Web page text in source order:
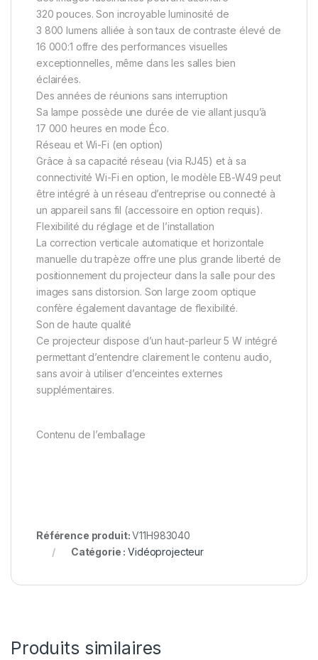
320 pouces. Son incroyable luminosité de
3 800 lumens alliée à son taux de contraste élevé de
16 000:1 offre des performances visuelles
exceptionnelles, même dans les salles bien
éclairées.
Des années de réunions sans interruption
Sa lampe possède une durée de vie allant jusqu’à
17 000 heures en mode Éco.
Réseau et Wi-Fi (en option)
Grâce à sa capacité réseau (via RJ45) et à sa
connectivité Wi-Fi en option, le modèle EB-W49 peut
être intégré à un réseau d’entreprise ou connecté à
un appareil sans fil (accessoire en option requis).
Flexibilité du réglage et de l’installation
La correction verticale automatique et horizontale
manuelle du trapèze offre une plus grande liberté de
positionnement du projecteur dans la salle pour des
images sans distorsion. Son large zoom optique
confère également davantage de flexibilité.
Son de haute qualité
Ce projecteur dispose d’un haut-parleur 5 W intégré
permettant d’entendre clairement le contenu audio,
sans avoir à utiliser d’enceintes externes
supplémentaires.
Contenu de l’emballage
Référence produit:V11H983040
Catégorie :Vidéoprojecteur
Produits similaires